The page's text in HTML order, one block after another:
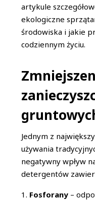
artykule
ekologiczne
środowiska i jakie
codziennym życiu.
Jednym z
używania
negatywny wpływ
detergentów
Fosforany –